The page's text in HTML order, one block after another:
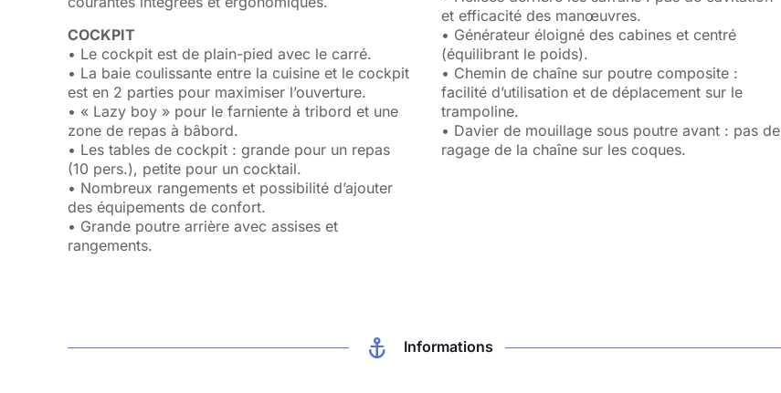
COCKPIT
• Le cockpit est de plain-pied avec le carré.
• La baie coulissante entre la cuisine et le cockpit
est en 2 parties pour maximiser l’ouverture.
• « Lazy boy » pour le farniente à tribord et une
zone de repas à bâbord.
• Les tables de cockpit : grande pour un repas
(10 pers.), petite pour un cocktail.
• Nombreux rangements et possibilité d’ajouter
des équipements de confort.
• Grande poutre arrière avec assises et
rangements.
et efficacité des manœuvres.
• Générateur éloigné des cabines et centré
(équilibrant le poids).
• Chemin de chaîne sur poutre composite :
facilité d’utilisation et de déplacement sur le
trampoline.
• Davier de mouillage sous poutre avant : pas de
ragage de la chaîne sur les coques.
Informations